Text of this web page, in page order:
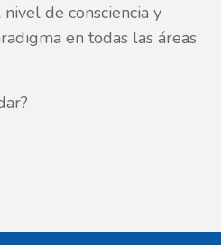
de consciencia y
en todas las áreas